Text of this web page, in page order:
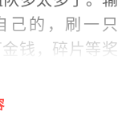
己的，刷一只
钱，碎片等奖
来说说单刷的
组队刷同样可